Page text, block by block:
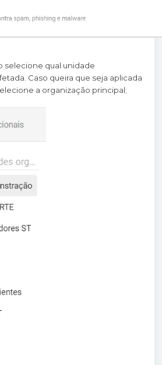
selecione qual unidade
Caso queira que seja aplicada
a organização principal;